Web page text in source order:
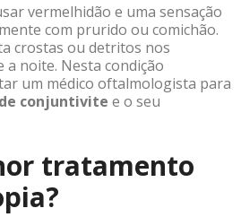
vermelhidão e uma sensação
com prurido ou comichão.
crostas ou detritos nos
noite. Nesta condição
um médico oftalmologista para
conjuntivite e o seu
tratamento